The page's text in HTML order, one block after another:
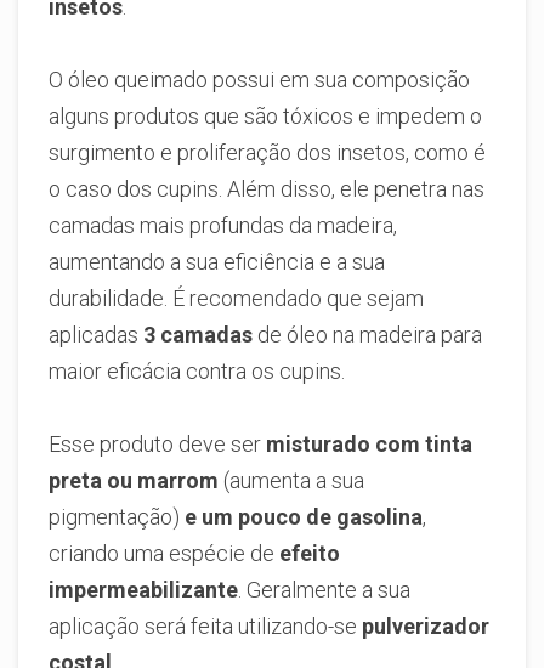
insetos
O óleo queimado possui em sua composição
alguns produtos que são tóxicos e impedem o
surgimento e proliferação dos insetos, como é
o caso dos cupins. Além disso, ele penetra nas
camadas mais profundas da madeira,
aumentando a sua eficiência e a sua
durabilidade. É recomendado que sejam
aplicadas 3 camadas de óleo na madeira para
maior eficácia contra os cupins.
Esse produto deve ser misturado com tinta
preta ou marrom (aumenta a sua
pigmentação) e um pouco de gasolina,
criando uma espécie de efeito
impermeabilizante . Geralmente a sua
aplicação será feita utilizando-se pulverizador
costal